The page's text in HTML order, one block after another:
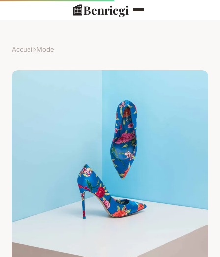
📰Benricgi
Accueil›Mode